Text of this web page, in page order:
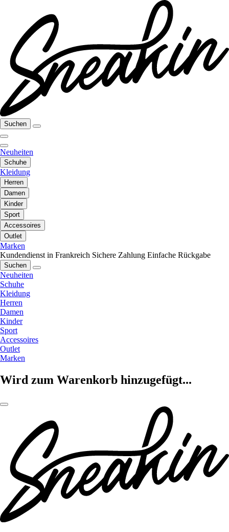
Suchen
Neuheiten
Schuhe
Kleidung
Herren
Damen
Kinder
Sport
Accessoires
Outlet
Marken
Kundendienst in Frankreich Sichere Zahlung Einfache Rückgabe
Suchen
Neuheiten
Schuhe
Kleidung
Herren
Damen
Kinder
Sport
Accessoires
Outlet
Marken
Wird zum Warenkorb hinzugefügt...